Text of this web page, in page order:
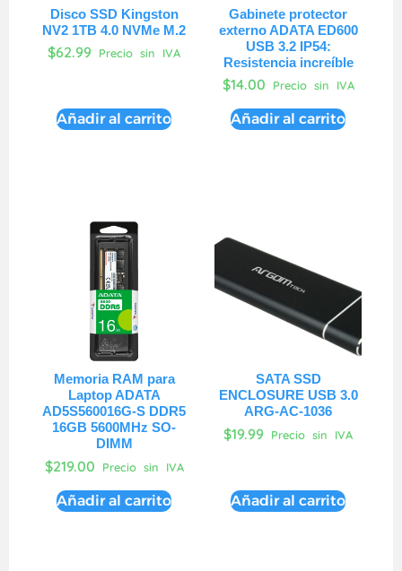
Disco SSD Kingston
NV2 1TB 4.0 NVMe M.2
$62.99 Precio sin IVA
Añadir al carrito
Gabinete protector
externo ADATA ED600
USB 3.2 IP54:
Resistencia increíble
$14.00 Precio sin IVA
Añadir al carrito
Memoria RAM para
Laptop ADATA
AD5S560016G-S DDR5
16GB 5600MHz SO-
DIMM
$219.00 Precio sin IVA
Añadir al carrito
SATA SSD
ENCLOSURE USB 3.0
ARG-AC-1036
$19.99 Precio sin IVA
Añadir al carrito